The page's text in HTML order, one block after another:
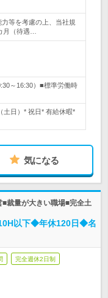
等を考慮の上、当社規
月（待遇…
～16:30）■標準労働時
日）* 祝日* 有給休暇*
気になる
裁量が大きい職場■完全土
以下◆年休120日◆名
完全週休2日制